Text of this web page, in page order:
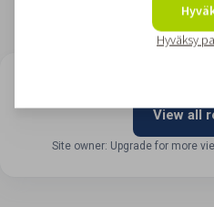
View all
Site owner: Upgrade for more
Hyväksy